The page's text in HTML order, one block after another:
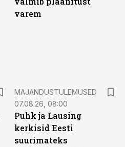
varem
MAJANDUSTULEMUSED
07.08.26, 08:00
Puhk ja Lausing
kerkisid Eesti
suurimateks